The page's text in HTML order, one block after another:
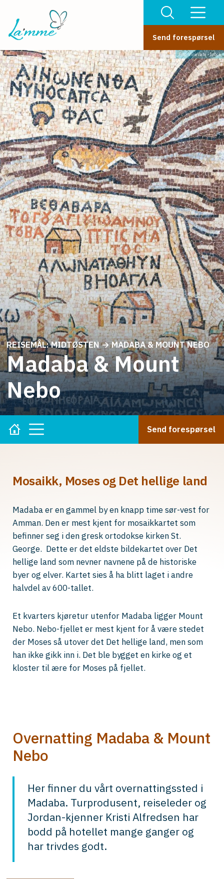
Send forespørsel
Foto: VvoeVale - Istock
REISEMÅL:MIDTØSTEN→MADABA & MOUNT NEBO
Madaba & Mount
Nebo
Send forespørsel
Mosaikk, Moses og Det hellige land
Madaba er en gammel by en knapp time sør-vest for
Amman. Den er mest kjent for mosaikkartet som
befinner seg i den gresk ortodokse kirken St.
George. Dette er det eldste bildekartet over Det
hellige land som nevner navnene på de historiske
byer og elver. Kartet sies å ha blitt laget i andre
halvdel av 600-tallet.
Et kvarters kjøretur utenfor Madaba ligger Mount
Nebo. Nebo-fjellet er mest kjent for å være stedet
der Moses så utover det Det hellige land, men som
han ikke gikk inn i. Det ble bygget en kirke og et
kloster til ære for Moses på fjellet.
Overnatting Madaba & Mount
Nebo
Her finner du vårt overnattingssted i
Madaba. Turprodusent, reiseleder og
Jordan-kjenner Kristi Alfredsen har
bodd på hotellet mange ganger og
har trivdes godt.